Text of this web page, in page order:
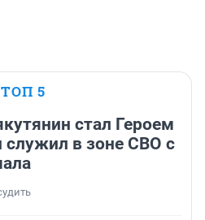
ТОП 5
стал Героем
служил в зоне СВО с